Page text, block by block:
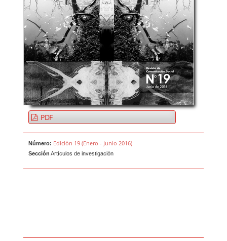
PDF
Número: Edición 19 (Enero - Junio 2016)
Sección Artículos de investigación